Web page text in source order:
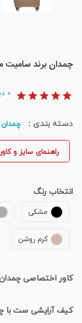
چمدان برند سامیت مدل ۲۰۲۷
دسته بندی : چمدان
راهنمای سایز و کاور
انتخاب رنگ
مشکی
کرم روشن
کاور اختصاصی چمدان :
کیف آرایشی ست با